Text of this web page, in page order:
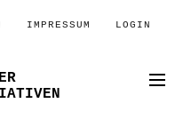
IMPRESSUM LOGIN